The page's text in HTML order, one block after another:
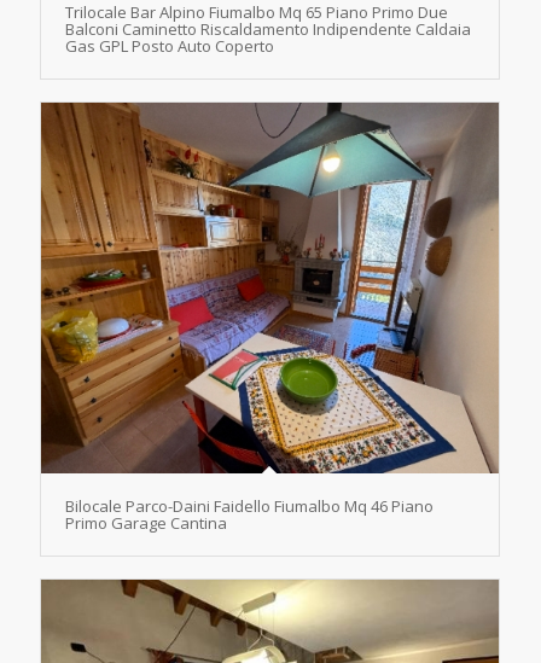
Trilocale Bar Alpino Fiumalbo Mq 65 Piano Primo Due
Balconi Caminetto Riscaldamento Indipendente Caldaia
Gas GPL Posto Auto Coperto
Bilocale Parco-Daini Faidello Fiumalbo Mq 46 Piano
Primo Garage Cantina